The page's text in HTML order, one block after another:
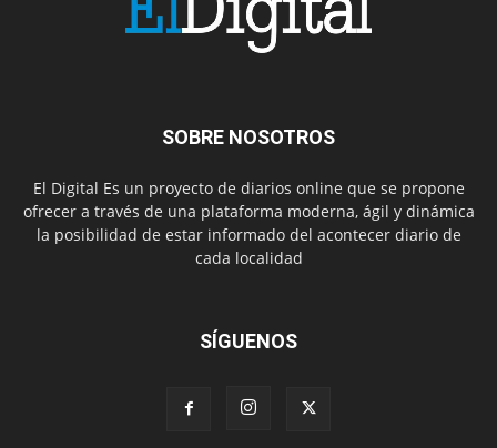
SOBRE NOSOTROS
El Digital Es un proyecto de diarios online que se propone
ofrecer a través de una plataforma moderna, ágil y dinámica
la posibilidad de estar informado del acontecer diario de
cada localidad
SÍGUENOS